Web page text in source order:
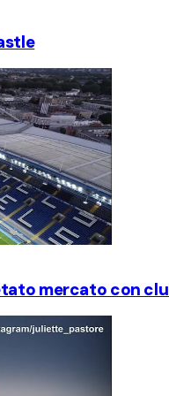
mercato con